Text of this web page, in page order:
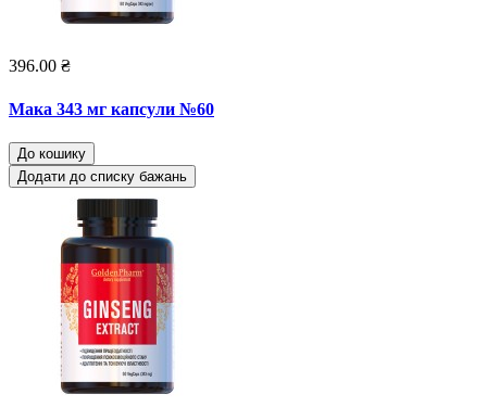
396.00 ₴
Мака 343 мг капсули №60
До кошику
Додати до списку бажань